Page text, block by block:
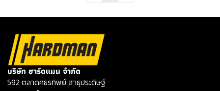
บริษัท ฮาร์ดแมน จำกัด
592 ตลาดศธรทิพย์ สาธุประดิษฐ์